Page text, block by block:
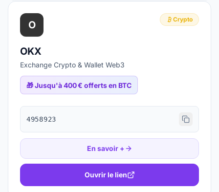
O Crypto
OKX
Exchange Crypto & Wallet Web3
🎁Jusqu'à 400 € offerts en BTC
4958923
En savoir +
Ouvrir le lien